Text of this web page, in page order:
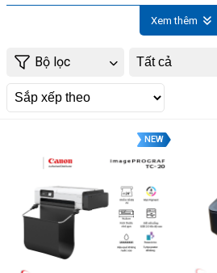
Xem thêm
Bộ lọc
NEW